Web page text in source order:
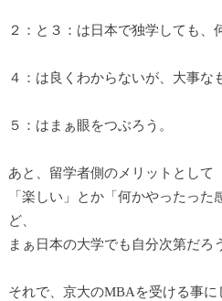
２：と３：は日本で独学しても、
４：は良くわからないが、大事な
５：はまぁ眼をつぶろう。
あと、留学者側のメリットとして
「楽しい」とか「何かやったっ
ど、
まぁ日本の大学でも自分次第だろ
それで、京大のMBAを受ける事に